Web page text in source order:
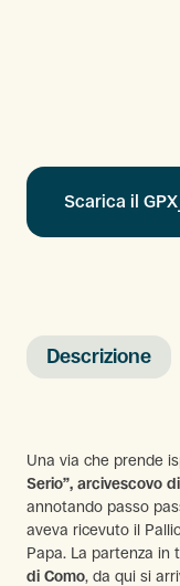
Descrizione
Una via che prende
Serio”, arcivescovo
annotando passo
aveva ricevuto il
Papa. La partenza
di Como, da qui si
Scarica il GPX